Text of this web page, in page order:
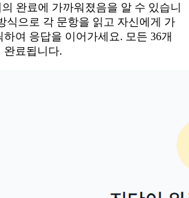
완료에 가까워졌음을 알 수 있습니
식으로 각 문항을 읽고 자신에게 가
여 응답을 이어가세요. 모든 36개
완료됩니다.